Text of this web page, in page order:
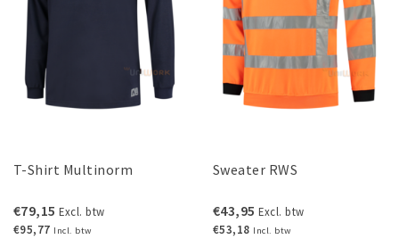
T-Shirt Multinorm
€79,15 Excl. btw
€95,77 Incl. btw
Sweater RWS
€43,95 Excl. btw
€53,18 Incl. btw